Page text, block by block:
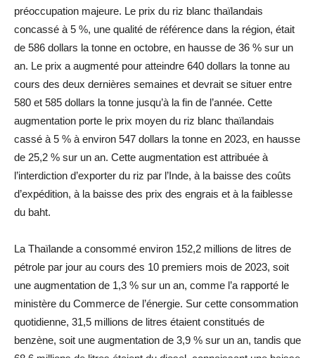
préoccupation majeure. Le prix du riz blanc thaïlandais
concassé à 5 %, une qualité de référence dans la région, était
de 586 dollars la tonne en octobre, en hausse de 36 % sur un
an. Le prix a augmenté pour atteindre 640 dollars la tonne au
cours des deux dernières semaines et devrait se situer entre
580 et 585 dollars la tonne jusqu’à la fin de l’année. Cette
augmentation porte le prix moyen du riz blanc thaïlandais
cassé à 5 % à environ 547 dollars la tonne en 2023, en hausse
de 25,2 % sur un an. Cette augmentation est attribuée à
l’interdiction d’exporter du riz par l’Inde, à la baisse des coûts
d’expédition, à la baisse des prix des engrais et à la faiblesse
du baht.
La Thaïlande a consommé environ 152,2 millions de litres de
pétrole par jour au cours des 10 premiers mois de 2023, soit
une augmentation de 1,3 % sur un an, comme l’a rapporté le
ministère du Commerce de l’énergie. Sur cette consommation
quotidienne, 31,5 millions de litres étaient constitués de
benzène, soit une augmentation de 3,9 % sur un an, tandis que